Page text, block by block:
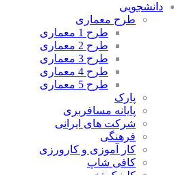
دانشجویی
طرح معماری
طرح 1 معماری
طرح 2 معماری
طرح 3 معماری
طرح 4 معماری
طرح 5 معماری
پارک
پایانه مسافربری
شرکت های ایرانی
فرهنگی
کار آموزی و کارورزی
کافی شاپ